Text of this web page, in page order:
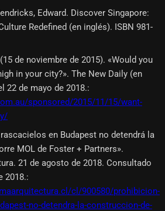
Edward. Discover Singapore:
Redefined (en inglés). ISBN 981-
de noviembre de 2015). «Would you
in your city?». The New Daily (en
22 de mayo de 2018.:
sponsored/2015/11/15/want-
en Budapest no detendrá la
MOL de Foster + Partners».
21 de agosto de 2018. Consultado
2018.:
cl/900580/prohibicion-
no-detendra-la-construccion-de-